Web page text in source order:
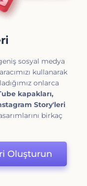
sosyal medya
kullanarak
onlarca
kapakları,
Story'leri
birkaç
Oluşturun